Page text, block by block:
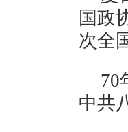
国政
次全
70
中共